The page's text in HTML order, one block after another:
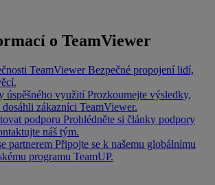
o TeamViewer
TeamViewer Bezpečné propojení lidí,
úspěšného využití Prozkoumejte výsledky,
zákazníci TeamViewer.
podporu Prohlédněte si články podpory
náš tým.
partnerem Připojte se k našemu globálnímu
programu TeamUP.